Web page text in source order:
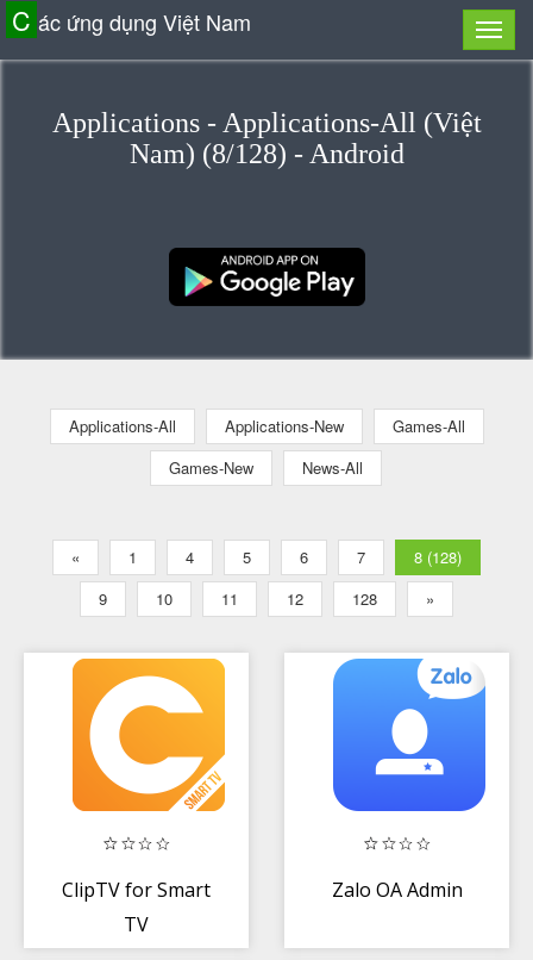
C ác ứng dụng Việt Nam
Applications - Applications-All (Việt
Nam) (8/128) - Android
Applications-All Applications-New
Games-All
Games-New
News-All
« 1 4 5 6 7
8 (128)
9
10 11 12 128 »
ClipTV for Smart
TV
Zalo OA Admin